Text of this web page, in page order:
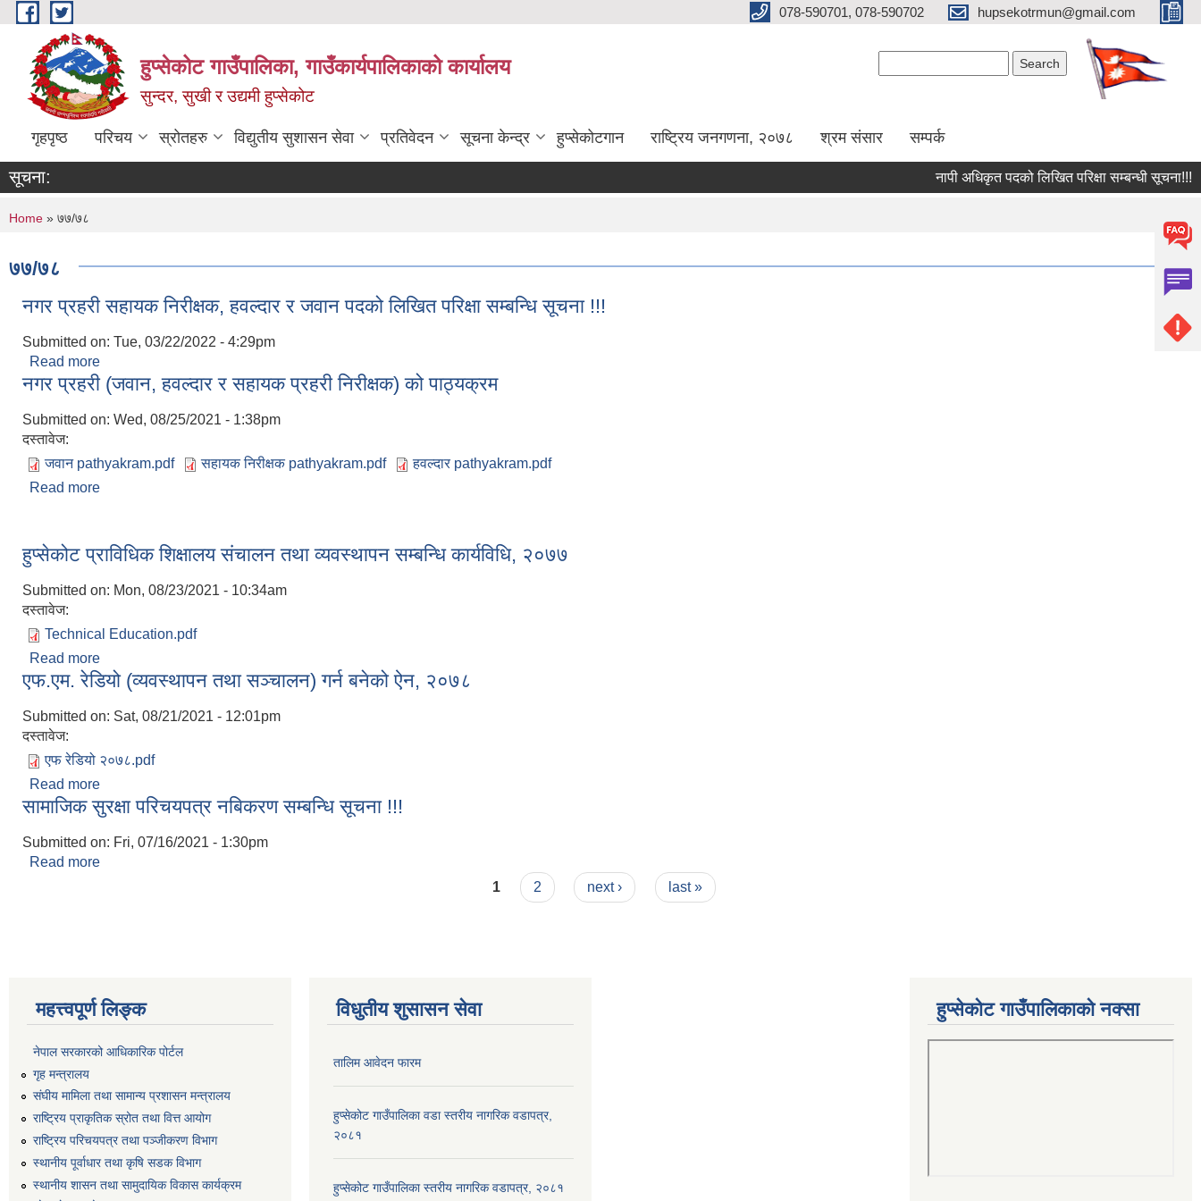
Skip to main content 078-590701, 078-590702 hupsekotrmun@gmail.com
हुप्सेकोट गाउँपालिका, गाउँकार्यपालिकाको कार्यालय
सुन्दर, सुखी र उद्यमी हुप्सेकोट
गृहपृष्ठ परिचय स्रोतहरु विद्युतीय सुशासन सेवा प्रतिवेदन सूचना केन्द्र हुप्सेकोटगान राष्ट्रिय जनगणना, २०७८ श्रम संसार सम्पर्क
सूचना: नापी अधिकृत पदको लिखित परिक्षा सम्बन्धी सूचना!!!
You are here
Home » ७७/७८
७७/७८
नगर प्रहरी सहायक निरीक्षक, हवल्दार र जवान पदको लिखित परिक्षा सम्बन्धि सूचना !!!
Submitted on: Tue, 03/22/2022 - 4:29pm
Read more
नगर प्रहरी (जवान, हवल्दार र सहायक प्रहरी निरीक्षक) को पाठ्यक्रम
Submitted on: Wed, 08/25/2021 - 1:38pm
दस्तावेज:
जवान pathyakram.pdf
सहायक निरीक्षक pathyakram.pdf
हवल्दार pathyakram.pdf
Read more
हुप्सेकोट प्राविधिक शिक्षालय संचालन तथा व्यवस्थापन सम्बन्धि कार्यविधि, २०७७
Submitted on: Mon, 08/23/2021 - 10:34am
दस्तावेज:
Technical Education.pdf
Read more
एफ.एम. रेडियो (व्यवस्थापन तथा सञ्चालन) गर्न बनेको ऐन, २०७८
Submitted on: Sat, 08/21/2021 - 12:01pm
दस्तावेज:
एफ रेडियो २०७८.pdf
Read more
सामाजिक सुरक्षा परिचयपत्र नबिकरण सम्बन्धि सूचना !!!
Submitted on: Fri, 07/16/2021 - 1:30pm
Read more
1 2 next › last »
महत्त्वपूर्ण लिङ्क
नेपाल सरकारको आधिकारिक पोर्टल
गृह मन्त्रालय
संघीय मामिला तथा सामान्य प्रशासन मन्त्रालय
राष्ट्रिय प्राकृतिक स्रोत तथा वित्त आयोग
राष्ट्रिय परिचयपत्र तथा पञ्जीकरण विभाग
स्थानीय पूर्वाधार तथा कृषि सडक विभाग
स्थानीय शासन तथा सामुदायिक विकास कार्यक्रम
विधुतीय शुसासन सेवा
तालिम आवेदन फारम
हुप्सेकोट गाउँपालिका वडा स्तरीय नागरिक वडापत्र,
२०८१
हुप्सेकोट गाउँपालिका स्तरीय नागरिक वडापत्र, २०८१
हुप्सेकोट गाउँपालिकाको नक्सा